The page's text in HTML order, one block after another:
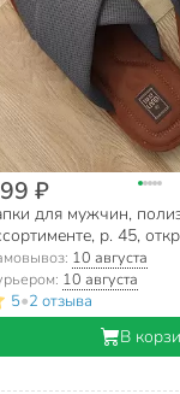
₽
для мужчин,
р. 45,
4971 M-CH-O
10 августа
10 августа
5•2 отзыва
В